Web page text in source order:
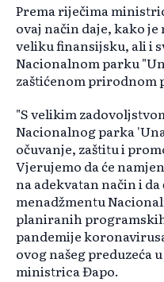
Prema riječima
ovaj način daje, kako
veliku finansijsku, ali i
Nacionalnom parku
zaštićenom prirodnom
"S velikim
Nacionalnog parka
očuvanje, zaštitu i
Vjerujemo da će
na adekvatan način i
menadžmentu
planiranih
pandemije
ovog našeg preduzeća
ministrica Đapo.